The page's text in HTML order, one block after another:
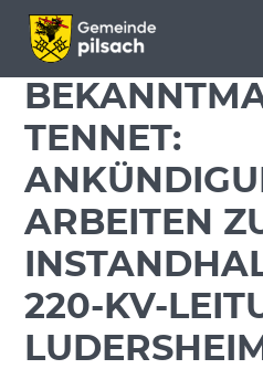
Menü überspringen
Menü überspringen
TENNET:
ARBEITEN
220-KV-